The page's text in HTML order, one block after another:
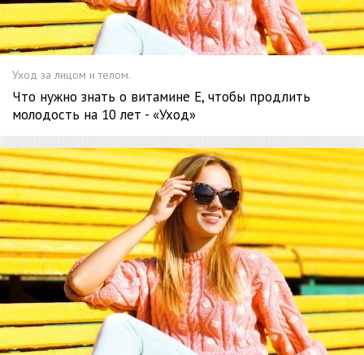
Уход за лицом и телом.
Что нужно знать о витамине Е, чтобы продлить
молодость на 10 лет - «Уход»